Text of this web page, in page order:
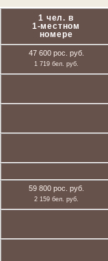
1 чел. в
1-местном
номере
47 600 рос. руб.
1 719 бел. руб.
59 800 рос. руб.
2 159 бел. руб.